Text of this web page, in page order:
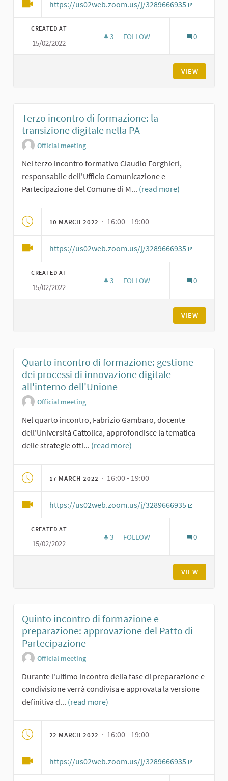
https://us02web.zoom.us/j/3289666935
CREATED AT
15/02/2022
3 3 FOLLOWERS
FOLLOW 0
VIEW
Terzo incontro di formazione: la
transizione digitale nella PA
Official meeting
Nel terzo incontro formativo Claudio Forghieri,
responsabile dell'Ufficio Comunicazione e
Partecipazione del Comune di M... (read more)
10 MARCH 2022 · 16:00 - 19:00
https://us02web.zoom.us/j/3289666935
CREATED AT
15/02/2022
3 3 FOLLOWERS
FOLLOW 0
VIEW
Quarto incontro di formazione: gestione
dei processi di innovazione digitale
all'interno dell'Unione
Official meeting
Nel quarto incontro, Fabrizio Gambaro, docente
dell'Università Cattolica, approfondisce la tematica
delle strategie otti... (read more)
17 MARCH 2022 · 16:00 - 19:00
https://us02web.zoom.us/j/3289666935
CREATED AT
15/02/2022
3 3 FOLLOWERS
FOLLOW 0
VIEW
Quinto incontro di formazione e
preparazione: approvazione del Patto di
Partecipazione
Official meeting
Durante l'ultimo incontro della fase di preparazione e
condivisione verrà condivisa e approvata la versione
definitiva d... (read more)
22 MARCH 2022 · 16:00 - 19:00
https://us02web.zoom.us/j/3289666935